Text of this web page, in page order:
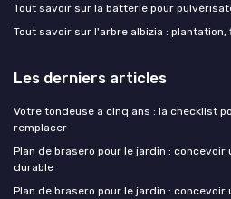
Tout savoir sur la batterie pour
Tout savoir sur l'arbre albizia :
Les derniers articles
Votre tondeuse a cinq ans : la checklist
remplacer
Plan de brasero pour le jardin :
durable
Plan de brasero pour le jardin :